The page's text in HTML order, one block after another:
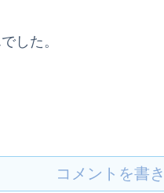
した。
コメントを書